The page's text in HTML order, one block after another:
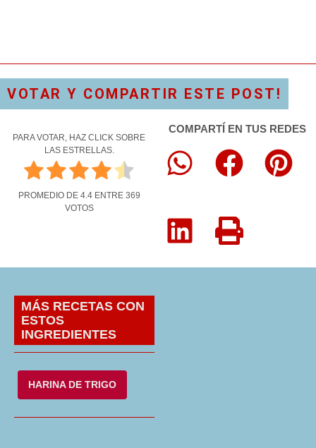
VOTAR Y COMPARTIR ESTE POST!
PARA VOTAR, HAZ CLICK SOBRE
LAS ESTRELLAS.
PROMEDIO DE 4.4ENTRE 369
VOTOS
COMPARTÍ EN TUS REDES
MÁS RECETAS CON
ESTOS
INGREDIENTES
HARINA DE TRIGO